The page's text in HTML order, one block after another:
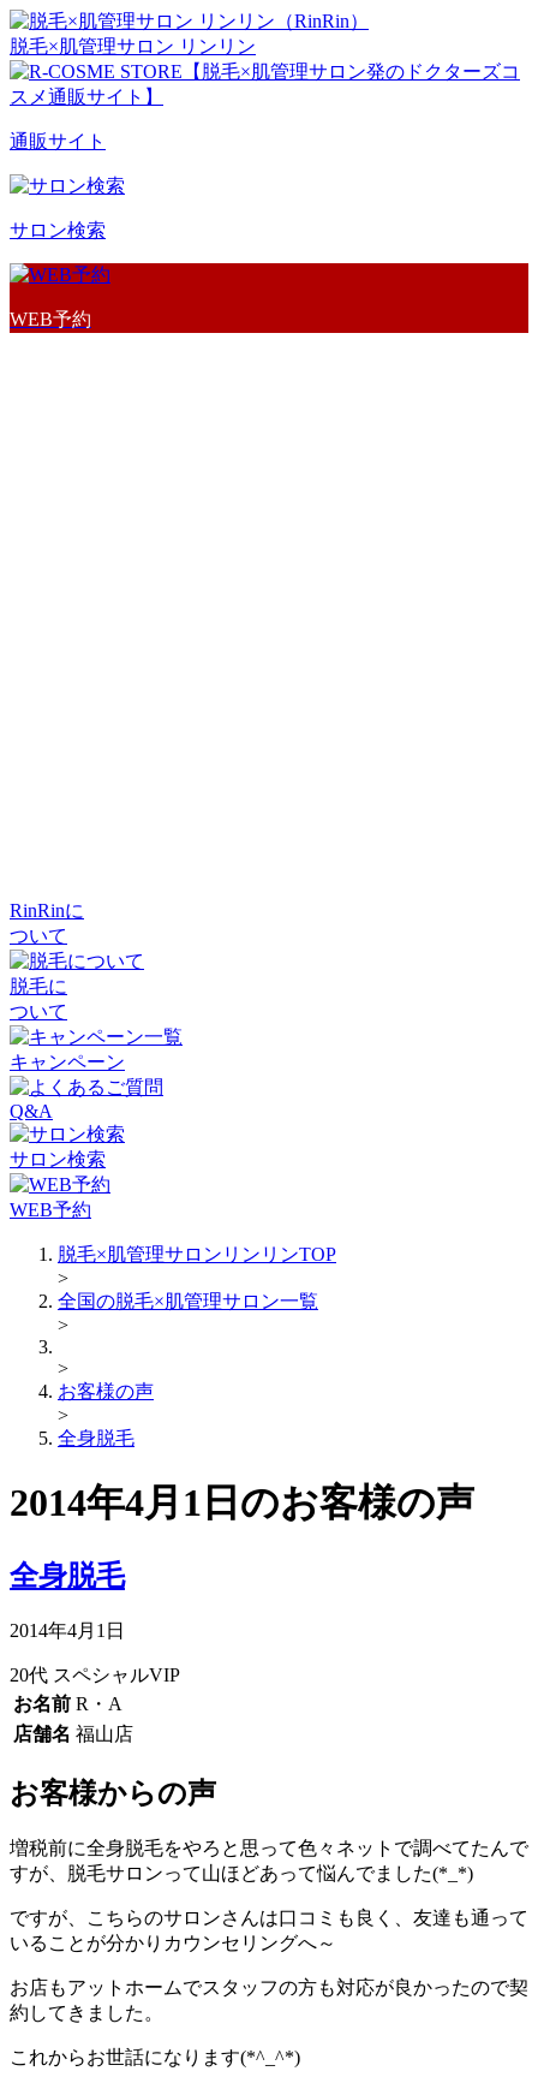
脱毛×肌管理サロン リンリン
通販サイト
サロン検索
WEB予約
RinRinに
ついて
脱毛に
ついて
キャンペーン
Q&A
サロン検索
WEB予約
脱毛×肌管理サロンリンリンTOP
>
全国の脱毛×肌管理サロン一覧
>
>
お客様の声
>
全身脱毛
2014年4月1日のお客様の声
全身脱毛
2014年4月1日
20代 スペシャルVIP
お名前 R・A
店舗名 福山店
お客様からの声
増税前に全身脱毛をやろと思って色々ネットで調べてたんで
すが、脱毛サロンって山ほどあって悩んでました(*_*)
ですが、こちらのサロンさんは口コミも良く、友達も通って
いることが分かりカウンセリングへ～
お店もアットホームでスタッフの方も対応が良かったので契
約してきました。
これからお世話になります(*^_^*)